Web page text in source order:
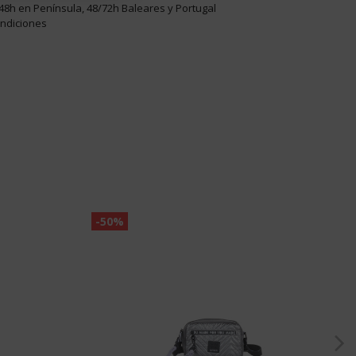
en Península, 48/72h Baleares y Portugal
-50%